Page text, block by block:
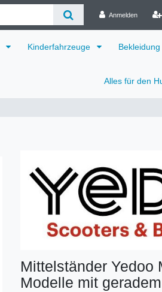
Anmelden
Kinderfahrzeuge
Alles für den
Mittelständer Yedoo
Modelle mit